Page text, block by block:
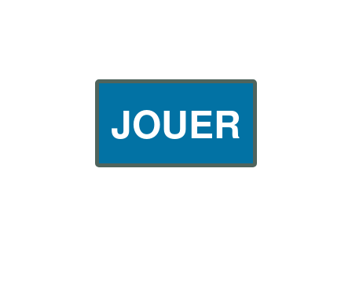
JOUER